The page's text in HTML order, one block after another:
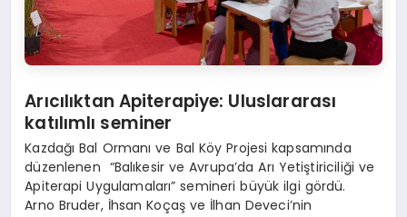
Arıcılıktan Apiterapiye: Uluslararası
katılımlı seminer
Kazdağı Bal Ormanı ve Bal Köy Projesi kapsamında
düzenlenen “Balıkesir ve Avrupa’da Arı Yetiştiriciliği ve
Apiterapi Uygulamaları” semineri büyük ilgi gördü.
Arno Bruder, İhsan Koçaş ve İlhan Deveci’nin